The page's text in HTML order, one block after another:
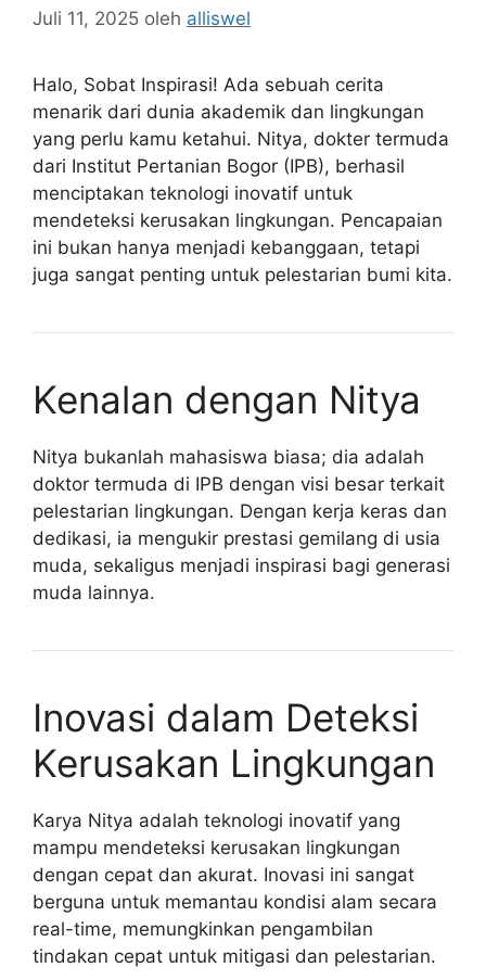
Juli 11, 2025 oleh alliswel
Halo, Sobat Inspirasi! Ada sebuah cerita
menarik dari dunia akademik dan lingkungan
yang perlu kamu ketahui. Nitya, dokter termuda
dari Institut Pertanian Bogor (IPB), berhasil
menciptakan teknologi inovatif untuk
mendeteksi kerusakan lingkungan. Pencapaian
ini bukan hanya menjadi kebanggaan, tetapi
juga sangat penting untuk pelestarian bumi kita.
Kenalan dengan Nitya
Nitya bukanlah mahasiswa biasa; dia adalah
doktor termuda di IPB dengan visi besar terkait
pelestarian lingkungan. Dengan kerja keras dan
dedikasi, ia mengukir prestasi gemilang di usia
muda, sekaligus menjadi inspirasi bagi generasi
muda lainnya.
Inovasi dalam Deteksi
Kerusakan Lingkungan
Karya Nitya adalah teknologi inovatif yang
mampu mendeteksi kerusakan lingkungan
dengan cepat dan akurat. Inovasi ini sangat
berguna untuk memantau kondisi alam secara
real-time, memungkinkan pengambilan
tindakan cepat untuk mitigasi dan pelestarian.